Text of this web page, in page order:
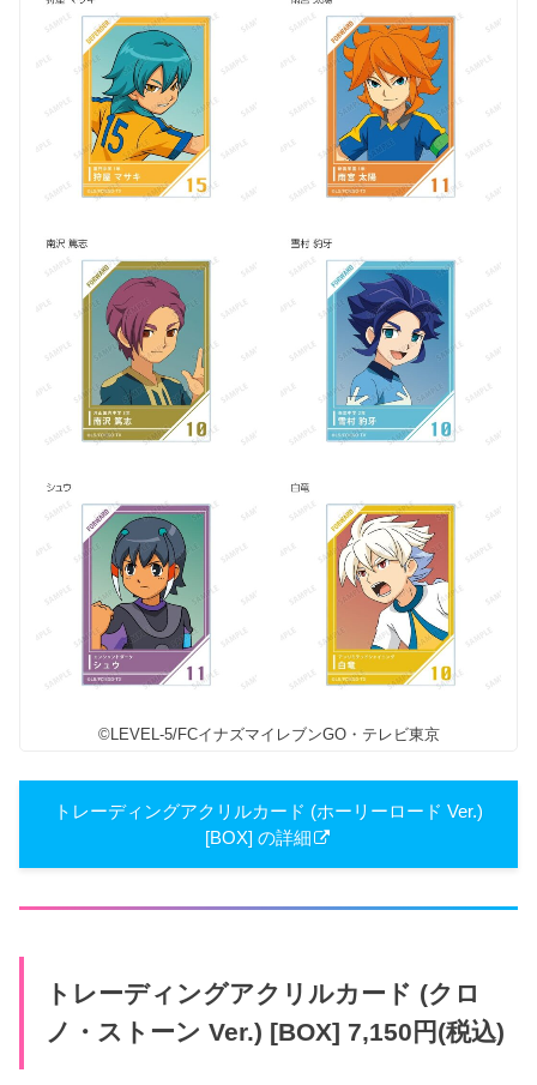
©LEVEL-5/FCイナズマイレブンGO・テレビ東京
トレーディングアクリルカード (ホーリーロード Ver.)
[BOX] の詳細
トレーディングアクリルカード (クロ
ノ・ストーン Ver.) [BOX] 7,150円(税込)